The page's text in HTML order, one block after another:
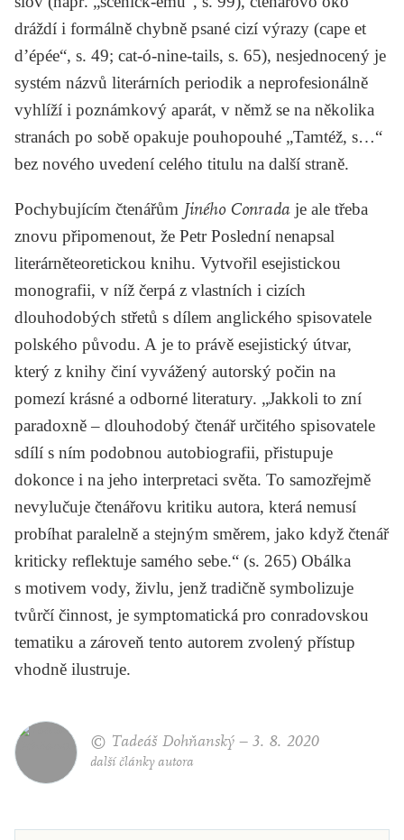
dráždí i formálně chybně psané cizí výrazy (cape et
d’épée“, s. 49; cat-ó-nine-tails, s. 65), nesjednocený je
systém názvů literárních periodik a neprofesionálně
vyhlíží i poznámkový aparát, v němž se na několika
stranách po sobě opakuje pouhopouhé „Tamtéž, s…“
bez nového uvedení celého titulu na další straně.
Pochybujícím čtenářům Jiného Conrada je ale třeba
znovu připomenout, že Petr Poslední nenapsal
literárněteoretickou knihu. Vytvořil esejistickou
monografii, v níž čerpá z vlastních i cizích
dlouhodobých střetů s dílem anglického spisovatele
polského původu. A je to právě esejistický útvar,
který z knihy činí vyvážený autorský počin na
pomezí krásné a odborné literatury. „Jakkoli to zní
paradoxně – dlouhodobý čtenář určitého spisovatele
sdílí s ním podobnou autobiografii, přistupuje
dokonce i na jeho interpretaci světa. To samozřejmě
nevylučuje čtenářovu kritiku autora, která nemusí
probíhat paralelně a stejným směrem, jako když čtenář
kriticky reflektuje samého sebe.“ (s. 265) Obálka
s motivem vody, živlu, jenž tradičně symbolizuje
tvůrčí činnost, je symptomatická pro conradovskou
tematiku a zároveň tento autorem zvolený přístup
vhodně ilustruje.
© Tadeáš Dohňanský – 3. 8. 2020
další články autora